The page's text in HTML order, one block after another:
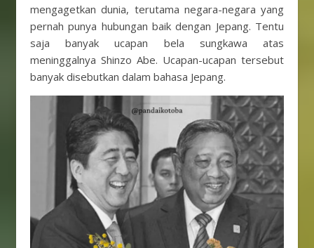
mengagetkan dunia, terutama negara-negara yang
pernah punya hubungan baik dengan Jepang. Tentu
saja banyak ucapan bela sungkawa atas
meninggalnya Shinzo Abe. Ucapan-ucapan tersebut
banyak disebutkan dalam bahasa Jepang.